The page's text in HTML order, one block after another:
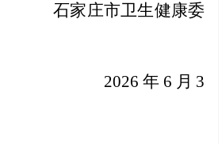
石家庄市卫生健康委
2026年6月3